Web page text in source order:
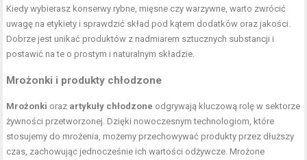
Kiedy wybierasz konserwy rybne, mięsne czy warzywne, warto zwrócić
uwagę na etykiety i sprawdzić skład pod kątem dodatków oraz jakości.
Dobrze jest unikać produktów z nadmiarem sztucznych substancji i
postawić na te o prostym i naturalnym składzie.
Mrożonki i produkty chłodzone
Mrożonki oraz artykuły chłodzone odgrywają kluczową rolę w sektorze
żywności przetworzonej. Dzięki nowoczesnym technologiom, które
stosujemy do mrożenia, możemy przechowywać produkty przez dłuższy
czas, zachowując jednocześnie ich wartości odżywcze. Mrożone